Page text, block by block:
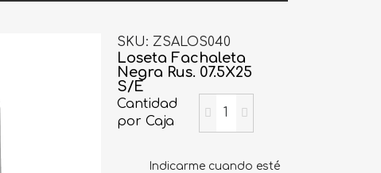
SKU ZSALOS040
Loseta Fachaleta
Negra Rus. 07.5X25
S/E
Cantidad
por Caja
Indicarme cuando esté